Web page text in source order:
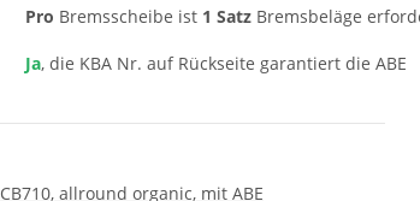
Pro Bremsscheibe ist 1 Satz Bremsbeläge
Ja, die KBA Nr. auf Rückseite garantiert die ABE